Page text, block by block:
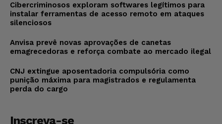
Cibercriminosos exploram softwares legítimos para
instalar ferramentas de acesso remoto em ataques
silenciosos
Anvisa prevê novas aprovações de canetas
emagrecedoras e reforça combate ao mercado ilegal
CNJ extingue aposentadoria compulsória como
punição máxima para magistrados e regulamenta
perda do cargo
Inscreva-se